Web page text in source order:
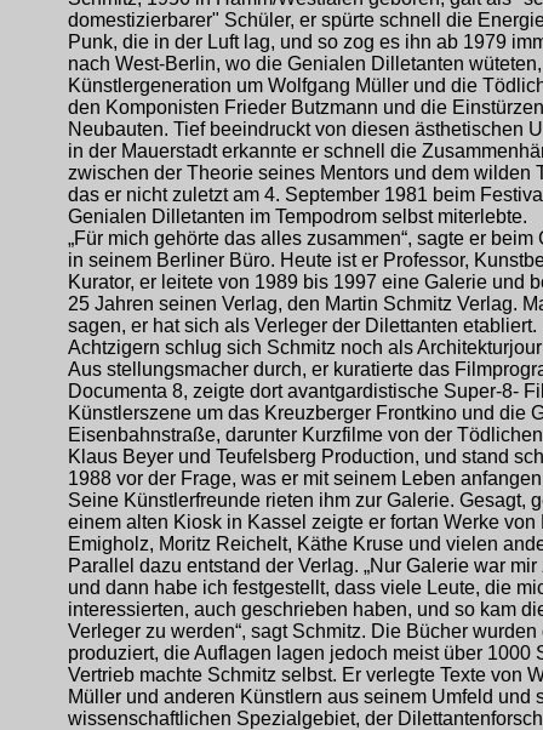
domestizierbarer" Schüler, er spürte schnell die
Punk, die in der Luft lag, und so zog es ihn ab 1979
nach West-Berlin, wo die Genialen Dilletanten
Künstlergeneration um Wolfgang Müller und die
den Komponisten Frieder Butzmann und die
Neubauten. Tief beeindruckt von diesen ästhetischen
in der Mauerstadt erkannte er schnell die
zwischen der Theorie seines Mentors und dem wilden
das er nicht zuletzt am 4. September 1981 beim
Genialen Dilletanten im Tempodrom selbst miterlebte.
„Für mich gehörte das alles zusammen“, sagte er beim
in seinem Berliner Büro. Heute ist er Professor,
Kurator, er leitete von 1989 bis 1997 eine Galerie und
25 Jahren seinen Verlag, den Martin Schmitz Verlag.
sagen, er hat sich als Verleger der Dilettanten etabliert.
Achtzigern schlug sich Schmitz noch als
Aus stellungsmacher durch, er kuratierte das
Documenta 8, zeigte dort avantgardistische Super-8-
Künstlerszene um das Kreuzberger Frontkino und die
Eisenbahnstraße, darunter Kurzfilme von der
Klaus Beyer und Teufelsberg Production, und stand
1988 vor der Frage, was er mit seinem Leben
Seine Künstlerfreunde rieten ihm zur Galerie. Gesagt,
einem alten Kiosk in Kassel zeigte er fortan Werke von
Emigholz, Moritz Reichelt, Käthe Kruse und vielen
Parallel dazu entstand der Verlag. „Nur Galerie war
und dann habe ich festgestellt, dass viele Leute, die
interessierten, auch geschrieben haben, und so kam
Verleger zu werden“, sagt Schmitz. Die Bücher wurden
produziert, die Auflagen lagen jedoch meist über 1000
Vertrieb machte Schmitz selbst. Er verlegte Texte von
Müller und anderen Künstlern aus seinem Umfeld und
wissenschaftlichen Spezialgebiet, der